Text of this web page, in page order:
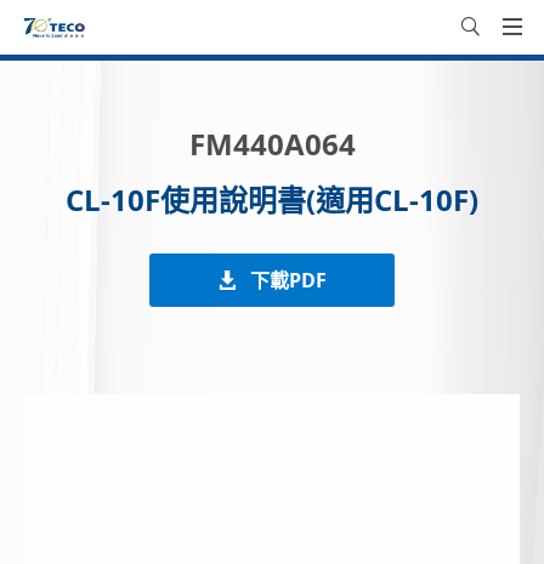
FM440A064
CL-10F使用說明書(適用CL-10F)
下載PDF